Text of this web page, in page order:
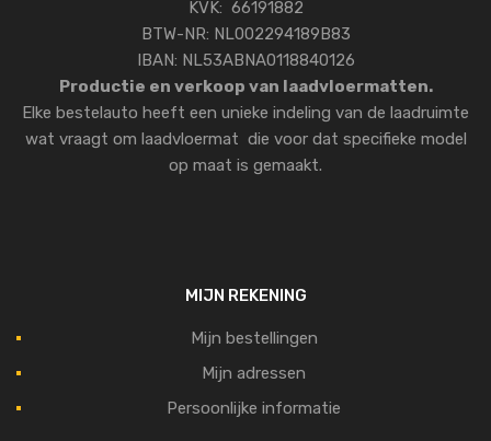
KVK: 66191882
BTW-NR: NL002294189B83
IBAN: NL53ABNA0118840126
Productie en verkoop van laadvloermatten.
Elke bestelauto heeft een unieke indeling van de laadruimte
wat vraagt om laadvloermat die voor dat specifieke model
op maat is gemaakt.
MIJN REKENING
Mijn bestellingen
Mijn adressen
Persoonlijke informatie